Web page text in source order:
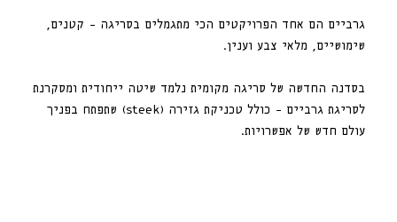
גרביים הם אחד הפרויקטים הכי מתגמלים בסריגה – קטנים,
שימושיים, מלאי צבע וענין.
בסדנה החדשה של סריגה מקומית נלמד שיטה ייחודית ומסקרנת
לסריגת גרביים – כולל טכניקת גזירה (steek) שתפתח בפניך
עולם חדש של אפשרויות.